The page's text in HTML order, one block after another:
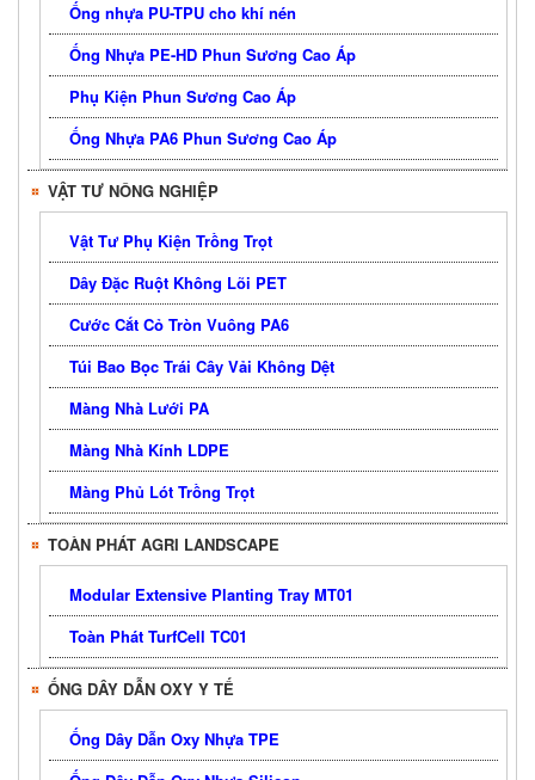
Ống nhựa PU-TPU cho khí nén
Ống Nhựa PE-HD Phun Sương Cao Áp
Phụ Kiện Phun Sương Cao Áp
Ống Nhựa PA6 Phun Sương Cao Áp
VẬT TƯ NÔNG NGHIỆP
Vật Tư Phụ Kiện Trồng Trọt
Dây Đặc Ruột Không Lõi PET
Cước Cắt Cỏ Tròn Vuông PA6
Túi Bao Bọc Trái Cây Vải Không Dệt
Màng Nhà Lưới PA
Màng Nhà Kính LDPE
Màng Phủ Lót Trồng Trọt
TOÀN PHÁT AGRI LANDSCAPE
Modular Extensive Planting Tray MT01
Toàn Phát TurfCell TC01
ỐNG DÂY DẪN OXY Y TẾ
Ống Dây Dẫn Oxy Nhựa TPE